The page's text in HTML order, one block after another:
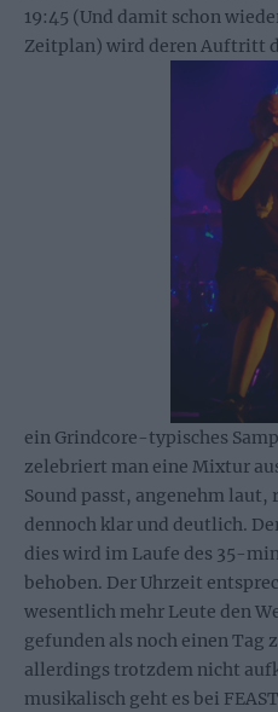
19:45 (Und damit schon
Zeitplan) wird deren Auftritt
ein Grindcore-typisches
zelebriert man eine Mixtur
Sound passt, angenehm
dennoch klar und deutlich.
dies wird im Laufe des 35-
behoben. Der Uhrzeit
wesentlich mehr Leute den
gefunden als noch einen
allerdings trotzdem nicht
musikalisch geht es bei